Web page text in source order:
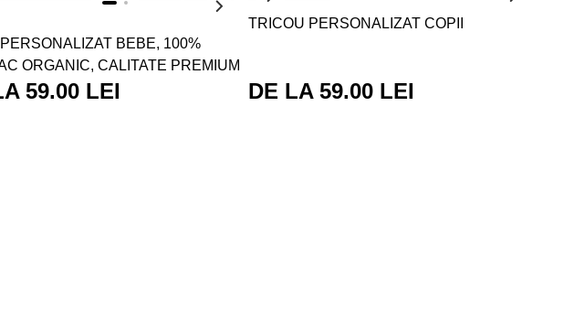
BEBE, 100%
ORGANIC, CALITATE PREMIUM
59.00 LEI
TRICOU PERSONALIZAT COPII
DE LA 59.00 LEI